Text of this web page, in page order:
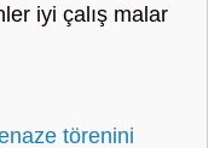
iyi çalış malar
törenini